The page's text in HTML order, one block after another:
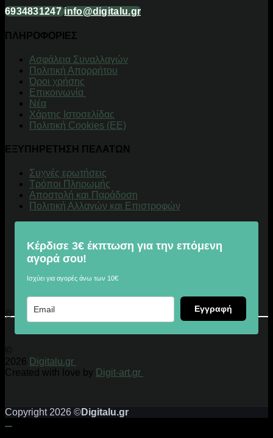
6934831247 info@digitalu.gr
ΠΛΗΡΟΦΟΡΙΕΣ
Aσφάλεια Συναλλαγών
Πολιτική Απορρήτου
Όροι χρήσης
Επικοινωνία
Νέα
Χάρτης Ιστοσελίδας
Πολιτική Cookies (ΕΕ)
ΕΞΥΠΗΡΕΤΗΣΗ ΠΕΛΑΤΩΝ
Συχνές ερωτήσεις
Τρόποι Πληρωμής
Αποστολή και Παράδοση
Πολιτική Αλλαγών και Επιστροφών
Κέρδισε 3€ έκπτωση για την επόμενη
αγορά σου!
Ισχύει για αγορές άνω των 10€
Εγγραφή
© 2026 Digitalu.gr
©
2026 Digitalu.gr
Created with love by Digit-art.gr
Copyright 2026 ©Digitalu.gr